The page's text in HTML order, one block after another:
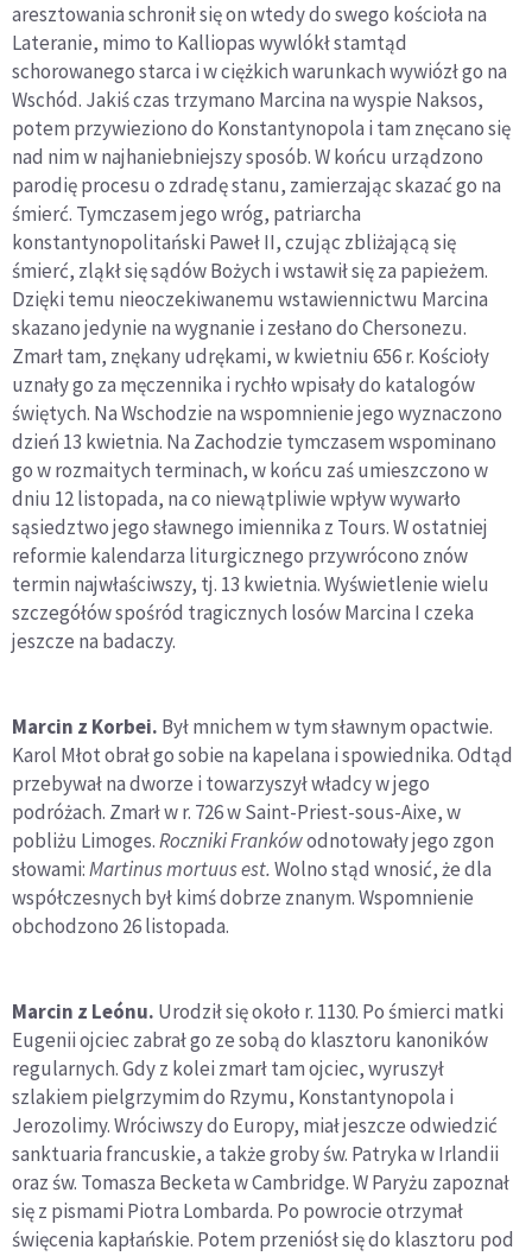
aresztowania schronił się on wtedy do swego kościoła na
Lateranie, mimo to Kalliopas wywlókł stamtąd
schorowanego starca i w ciężkich warunkach wywiózł go na
Wschód. Jakiś czas trzymano Marcina na wyspie Naksos,
potem przywieziono do Konstantynopola i tam znęcano się
nad nim w najhaniebniejszy sposób. W końcu urządzono
parodię procesu o zdradę stanu, zamierzając skazać go na
śmierć. Tymczasem jego wróg, patriarcha
konstantynopolitański Paweł II, czując zbliżającą się
śmierć, zląkł się sądów Bożych i wstawił się za papieżem.
Dzięki temu nieoczekiwanemu wstawiennictwu Marcina
skazano jedynie na wygnanie i zesłano do Chersonezu.
Zmarł tam, znękany udrękami, w kwietniu 656 r. Kościoły
uznały go za męczennika i rychło wpisały do katalogów
świętych. Na Wschodzie na wspomnienie jego wyznaczono
dzień 13 kwietnia. Na Zachodzie tymczasem wspominano
go w rozmaitych terminach, w końcu zaś umieszczono w
dniu 12 listopada, na co niewątpliwie wpływ wywarło
sąsiedztwo jego sławnego imiennika z Tours. W ostatniej
reformie kalendarza liturgicznego przywrócono znów
termin najwłaściwszy, tj. 13 kwietnia. Wyświetlenie wielu
szczegółów spośród tragicznych losów Marcina I czeka
jeszcze na badaczy.
Marcin z Korbei. Był mnichem w tym sławnym opactwie.
Karol Młot obrał go sobie na kapelana i spowiednika. Odtąd
przebywał na dworze i towarzyszył władcy w jego
podróżach. Zmarł w r. 726 w Saint-Priest-sous-Aixe, w
pobliżu Limoges.Roczniki Frankówodnotowały jego zgon
słowami:Martinus mortuus est.Wolno stąd wnosić, że dla
współczesnych był kimś dobrze znanym. Wspomnienie
obchodzono 26 listopada.
Marcin z Leónu. Urodził się około r. 1130. Po śmierci matki
Eugenii ojciec zabrał go ze sobą do klasztoru kanoników
regularnych. Gdy z kolei zmarł tam ojciec, wyruszył
szlakiem pielgrzymim do Rzymu, Konstantynopola i
Jerozolimy. Wróciwszy do Europy, miał jeszcze odwiedzić
sanktuaria francuskie, a także groby św. Patryka w Irlandii
oraz św. Tomasza Becketa w Cambridge. W Paryżu zapoznał
się z pismami Piotra Lombarda. Po powrocie otrzymał
święcenia kapłańskie. Potem przeniósł się do klasztoru pod